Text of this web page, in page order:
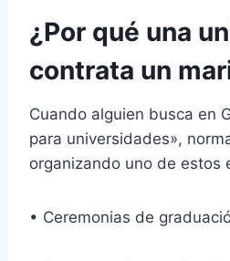
¿Por qué una
contrata un
Cuando alguien busca en
para universidades»,
organizando uno de estos
• Ceremonias de